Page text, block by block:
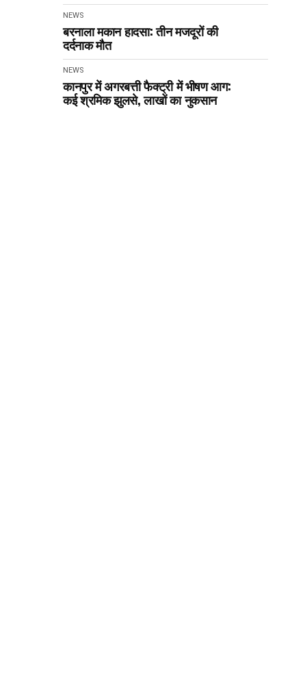
NEWS
बरनाला मकान हादसा: तीन मजदूरों की
दर्दनाक मौत
NEWS
कानपुर में अगरबत्ती फैक्ट्री में भीषण आग:
कई श्रमिक झुलसे, लाखों का नुकसान